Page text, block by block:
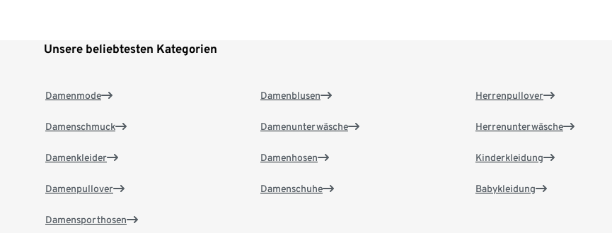
Unsere beliebtesten Kategorien
Damenmode
Damenschmuck
Damenkleider
Damenpullover
Damensporthosen
Damenblusen
Damenunterwäsche
Damenhosen
Damenschuhe
Herrenpullover
Herrenunterwäsche
Kinderkleidung
Babykleidung